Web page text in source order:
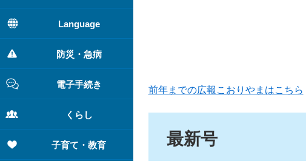
文
へ
Language
防災・急病
電子手続き
くらし
子育て・教育
前年までの広報こおりやまはこちら
最新号